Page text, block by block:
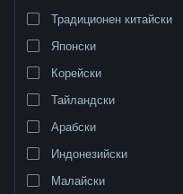
Смяна на езика
Традиционен китайски
Японски
Корейски
Тайландски
Арабски
Индонезийски
Малайски
0 резултата съответстват на
3 заглавия бяха изключени